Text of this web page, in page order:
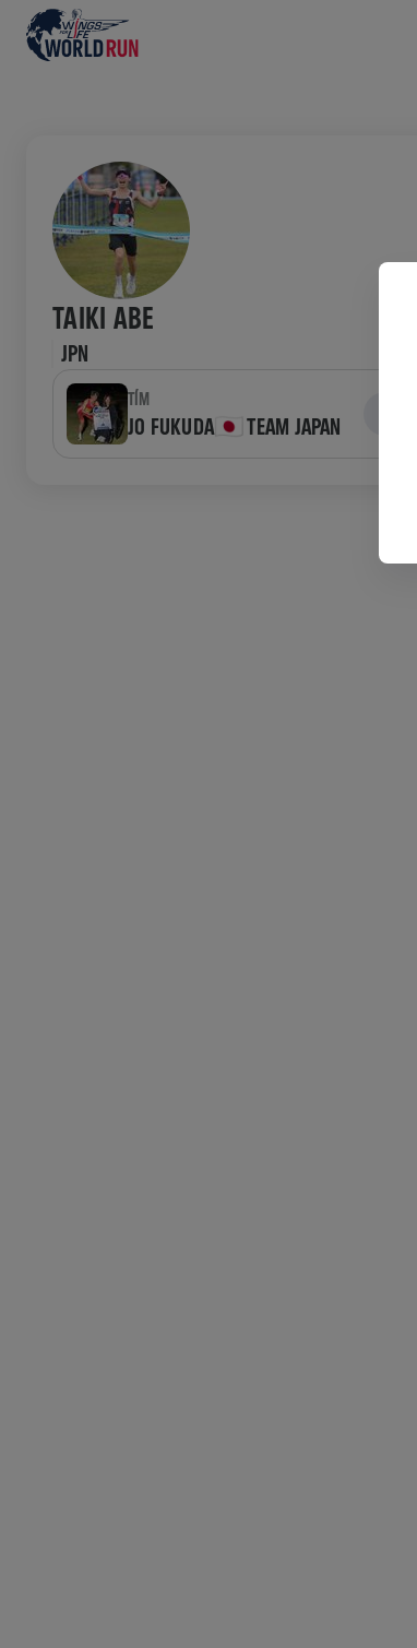
TAIKI ABE
JPN
TÍM
JO FUKUDA🇯🇵 TEAM JAPAN